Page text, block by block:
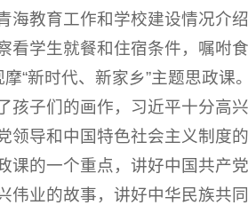
教育工作和学校建设情况介
看学生就餐和住宿条件，嘱咐
“新时代、新家乡”主题思政
孩子们的画作，习近平十分高
领导和中国特色社会主义制度
课的一个重点，讲好中国共产
伟业的故事，讲好中华民族共